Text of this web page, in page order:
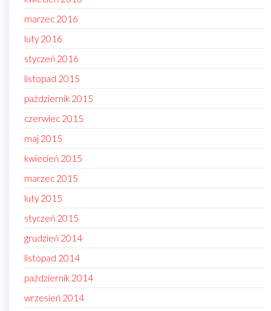
marzec 2016
luty 2016
styczeń 2016
listopad 2015
październik 2015
czerwiec 2015
maj 2015
kwiecień 2015
marzec 2015
luty 2015
styczeń 2015
grudzień 2014
listopad 2014
październik 2014
wrzesień 2014